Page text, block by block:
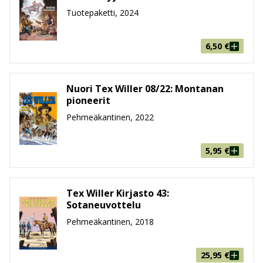
Suuralbumi
Tex Willer Suuralbumeissa
maailman pääsevät esittelemään omat tulkintansa
Texistä. Suuressa koossa huipputekijöiden taide
pääsee todella loistamaan ja tarinatkin tarjoavat
yllätyksiä.
Nuori Tex Willer
Tex Willerin mittakaavassa tuore tulokas Tex-
Nuori Tex Willer, joka keskittyy Texin villiin
nuoruuteen. Lehden julkaiseminen alkoi Italiassa
marraskuussa 2018 ja Suomessa tammikuussa 2020.
Värialbumi
Tuotepaketti, 2024
6,50 €
Nuori Tex Willer 08/22: Montanan
pioneerit
Pehmeäkantinen, 2022
5,95 €
Tex Willer Kirjasto 43:
Sotaneuvottelu
Pehmeäkantinen, 2018
25,95 €